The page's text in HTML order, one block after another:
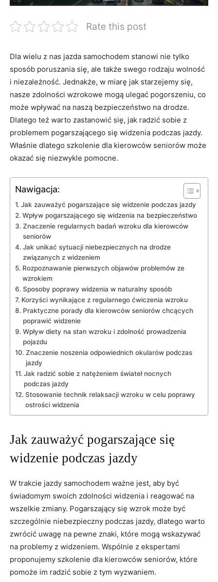
Rate this post
Dla‍ wielu ⁣z nas‍ jazda samochodem stanowi nie tylko
sposób poruszania się,‍ ale także ‌swego‍ rodzaju‌ wolność ​
i niezależność. Jednakże, w miarę jak⁢ starzejemy się,
nasze zdolności wzrokowe mogą ulegać⁤ pogorszeniu, ‌co
może wpływać ⁤na naszą bezpieczeństwo‌ na‌ drodze.
Dlatego też warto zastanowić się, jak radzić sobie⁣ z​
problemem ​pogarszającego się widzenia ​podczas jazdy.
Właśnie dlatego szkolenie dla kierowców seniorów może
okazać się niezwykle pomocne.
Nawigacja:
Jak zauważyć pogarszające się ⁢widzenie‌ podczas jazdy
Wpływ pogarszającego się widzenia​ na bezpieczeństwo
Znaczenie regularnych ‍badań wzroku dla kierowców
seniorów
Jak unikać sytuacji niebezpiecznych na drodze ​
związanych z widzeniem
Rozpoznawanie pierwszych​ objawów problemów ze‌
wzrokiem
Sposoby poprawy widzenia w naturalny⁣ sposób
Korzyści wynikające⁣ z regularnego ćwiczenia wzroku
Praktyczne porady dla kierowców seniorów chcących⁤
poprawić widzenie
Wpływ‌ diety na stan wzroku i zdolność⁤ prowadzenia
pojazdu
Znaczenie noszenia odpowiednich okularów podczas‍
jazdy
Jak radzić ⁣sobie ⁢z natężeniem świateł nocnych
‌podczas jazdy
Stosowanie⁣ technik​ relaksacji wzroku w celu poprawy​
ostrości widzenia
Jak zauważyć pogarszające się
⁢widzenie‌ podczas jazdy
W‍ trakcie jazdy ‍samochodem ważne ‍jest, aby być
świadomym swoich ⁤zdolności widzenia i ⁣reagować na
wszelkie ⁤zmiany. Pogarszający się wzrok może być
szczególnie​ niebezpieczny podczas jazdy, dlatego warto
zwrócić ⁤uwagę‌ na pewne ‍znaki,​ które mogą wskazywać⁤
na problemy⁣ z widzeniem. Wspólnie z ekspertami
proponujemy szkolenie‍ dla kierowców ‌seniorów,​ które
pomoże⁣ im​ radzić sobie z ⁢tym wyzwaniem.